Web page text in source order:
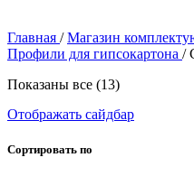
Главная / Магазин
Профили для гипсокартона /
Показаны все (13)
Отображать сайдбар
Сортировать по